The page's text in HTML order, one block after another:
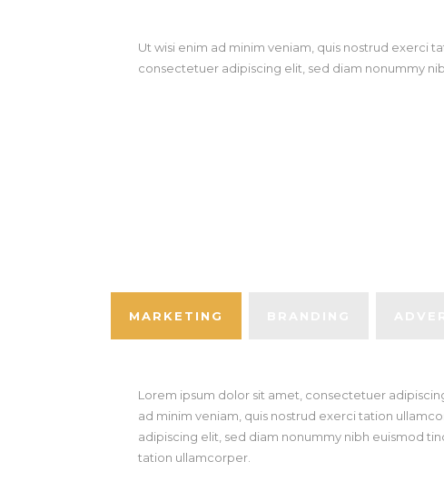
Ut wisi enim ad minim veniam, quis nostrud exerci
consectetuer adipiscing elit, sed diam nonummy
MARKETING
Lorem ipsum dolor sit amet, consectetuer
ad minim veniam, quis nostrud exerci tation
adipiscing elit, sed diam nonummy nibh euismod
tation ullamcorper.